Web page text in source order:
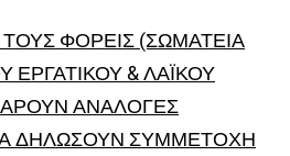
ΦΟΡΕΙΣ (ΣΩΜΑΤΕΙΑ
ΕΡΓΑΤΙΚΟΥ & ΛΑΪΚΟΥ
ΑΝΑΛΟΓΕΣ
ΔΗΛΩΣΟΥΝ ΣΥΜΜΕΤΟΧΗ